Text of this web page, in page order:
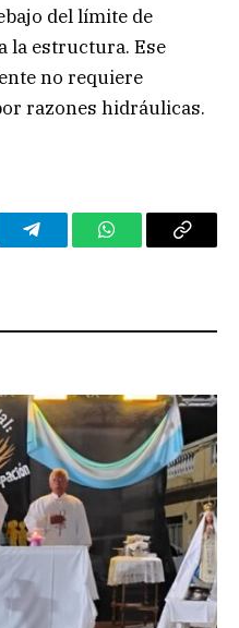
del límite de
la estructura. Ese
no requiere
razones hidráulicas.
TelegramWhatsAppCopy